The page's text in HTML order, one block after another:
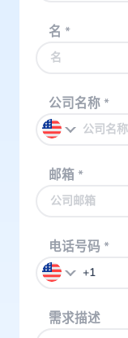
名 *
公司名称*
邮箱*
电话号码 *
需求描述